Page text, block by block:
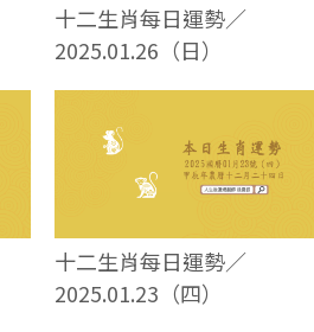
十二生肖每日運勢／
2025.01.26（日）
十二生肖每日運勢／
2025.01.23（四）